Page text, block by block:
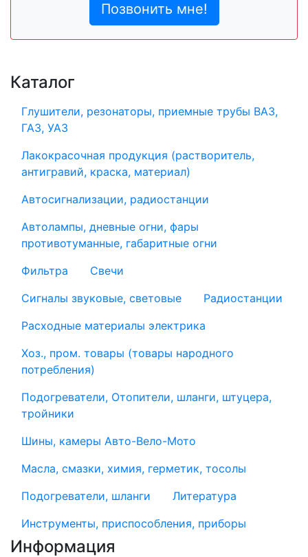
Позвонить мне!
Каталог
Глушители, резонаторы, приемные трубы ВАЗ,
ГАЗ, УАЗ
Лакокрасочная продукция (растворитель,
антигравий, краска, материал)
Автосигнализации, радиостанции
Автолампы, дневные огни, фары
противотуманные, габаритные огни
Фильтра
Свечи
Сигналы звуковые, световые
Радиостанции
Расходные материалы электрика
Хоз., пром. товары (товары народного
потребления)
Подогреватели, Отопители, шланги, штуцера,
тройники
Шины, камеры Авто-Вело-Мото
Масла, смазки, химия, герметик, тосолы
Подогреватели, шланги
Литература
Инструменты, приспособления, приборы
Информация